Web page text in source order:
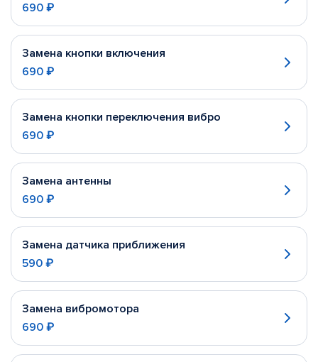
690 ₽
Замена кнопки включения
690 ₽
Замена кнопки переключения вибро
690 ₽
Замена антенны
690 ₽
Замена датчика приближения
590 ₽
Замена вибромотора
690 ₽